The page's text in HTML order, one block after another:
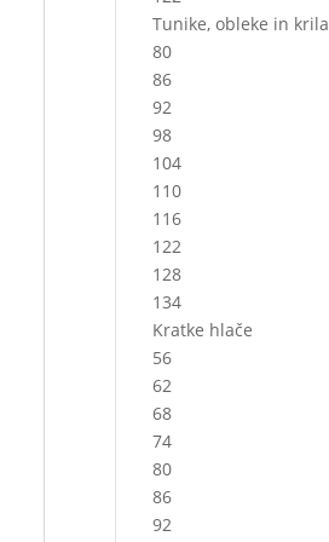
Tunike, obleke in krila
80
86
92
98
104
110
116
122
128
134
Kratke hlače
56
62
68
74
80
86
92